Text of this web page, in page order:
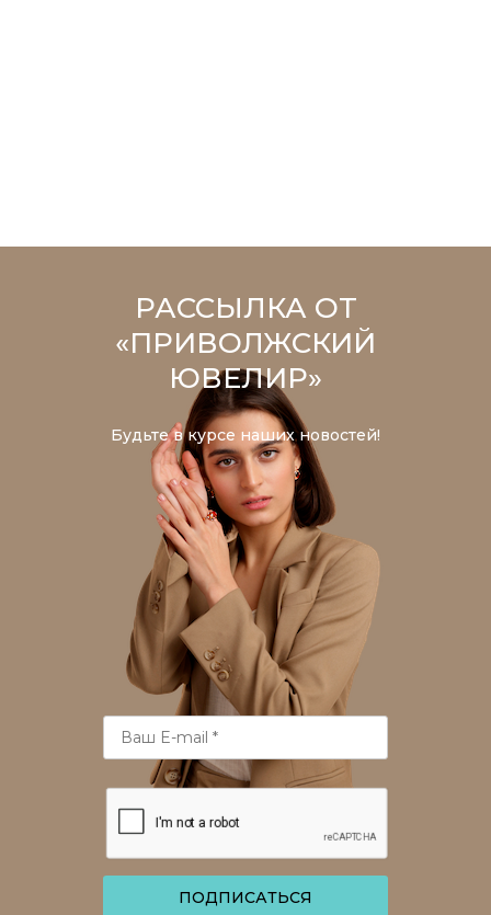
РАССЫЛКА ОТ
«ПРИВОЛЖСКИЙ
ЮВЕЛИР»
Будьте в курсе наших новостей!
ПОДПИСАТЬСЯ